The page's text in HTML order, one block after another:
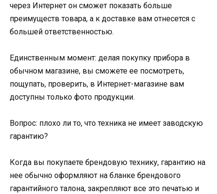
через Интернет он сможет показать больше
преимуществ товара, а к доставке вам отнесется с
большей ответственностью.
Единственным момент: делая покупку прибора в
обычном магазине, вы сможете ее посмотреть,
пощупать, проверить, в Интернет-магазине вам
доступны только фото продукции.
Вопрос: плохо ли то, что техника не имеет заводскую
гарантию?
Когда вы покупаете брендовую технику, гарантию на
нее обычно оформляют на бланке брендового
гарантийного талона, закрепляют все это печатью и